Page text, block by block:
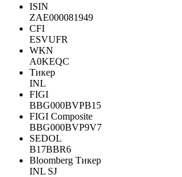
ISIN
ZAE000081949
CFI
ESVUFR
WKN
A0KEQC
Тикер
INL
FIGI
BBG000BVPB15
FIGI Composite
BBG000BVP9V7
SEDOL
B17BBR6
Bloomberg Тикер
INL SJ